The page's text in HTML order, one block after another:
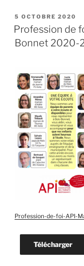
PUBLIÉ
LE
5 OCTOBRE 2020
Profession de
Bonnet 2020-
Profession-de-foi-API-
Télécharger